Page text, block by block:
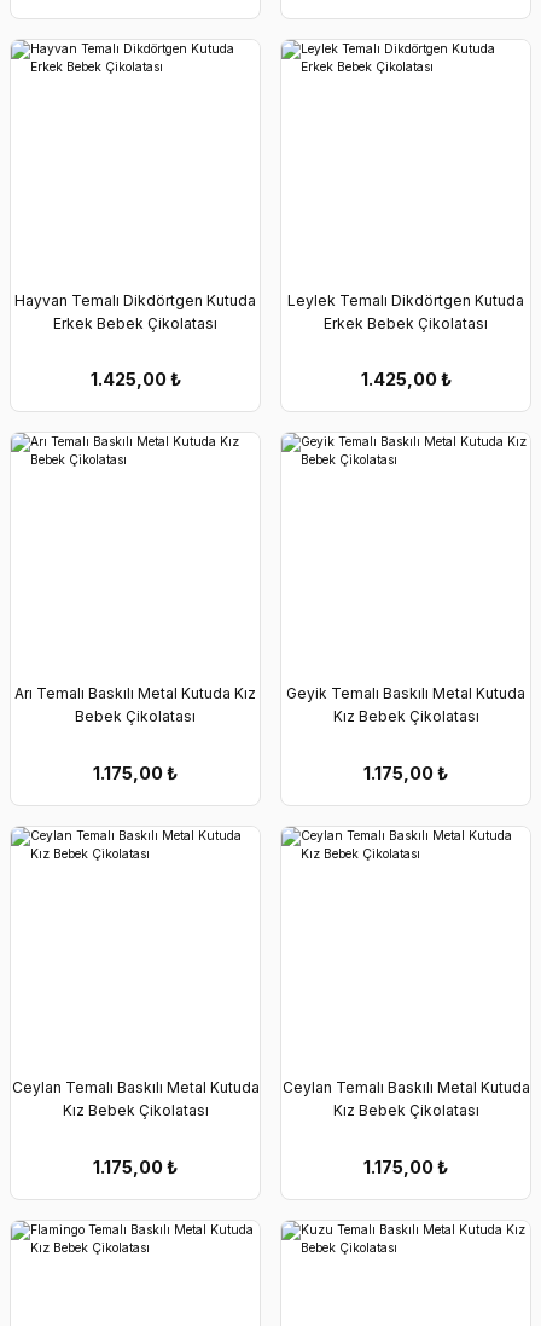
Hayvan Temalı Dikdörtgen Kutuda
Erkek Bebek Çikolatası
1.425,00₺
Leylek Temalı Dikdörtgen Kutuda
Erkek Bebek Çikolatası
1.425,00₺
Arı Temalı Baskılı Metal Kutuda Kız
Bebek Çikolatası
1.175,00₺
Geyik Temalı Baskılı Metal Kutuda
Kız Bebek Çikolatası
1.175,00₺
Ceylan Temalı Baskılı Metal Kutuda
Kız Bebek Çikolatası
1.175,00₺
Ceylan Temalı Baskılı Metal Kutuda
Kız Bebek Çikolatası
1.175,00₺